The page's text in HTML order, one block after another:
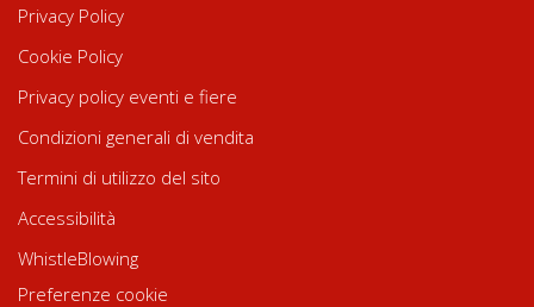
Privacy Policy
Cookie Policy
Privacy policy eventi e fiere
Condizioni generali di vendita
Termini di utilizzo del sito
Accessibilità
WhistleBlowing
Preferenze cookie